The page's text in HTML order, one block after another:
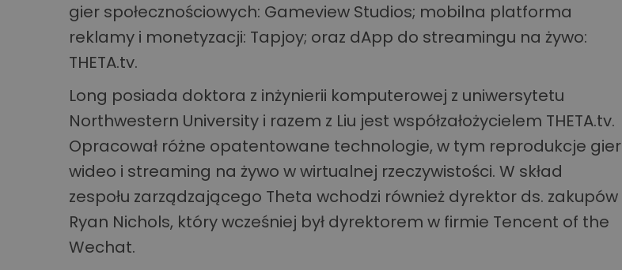
gier społecznościowych: Gameview Studios; mobilna platforma
reklamy i monetyzacji: Tapjoy; oraz dApp do streamingu na żywo:
THETA.tv.
Long posiada doktora z inżynierii komputerowej z uniwersytetu
Northwestern University i razem z Liu jest współzałożycielem THETA.tv.
Opracował różne opatentowane technologie, w tym reprodukcje gier
wideo i streaming na żywo w wirtualnej rzeczywistości. W skład
zespołu zarządzającego Theta wchodzi również dyrektor ds. zakupów
Ryan Nichols, który wcześniej był dyrektorem w firmie Tencent of the
Wechat.